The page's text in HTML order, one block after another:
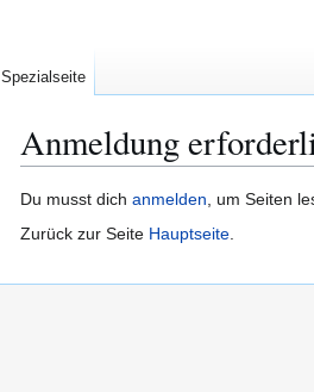
Anmeldung
Zur
Navigation
Zur
Suche
Du musst dich anmelden, um Seiten
Zurück zur Seite Hauptseite.
Spezialseite